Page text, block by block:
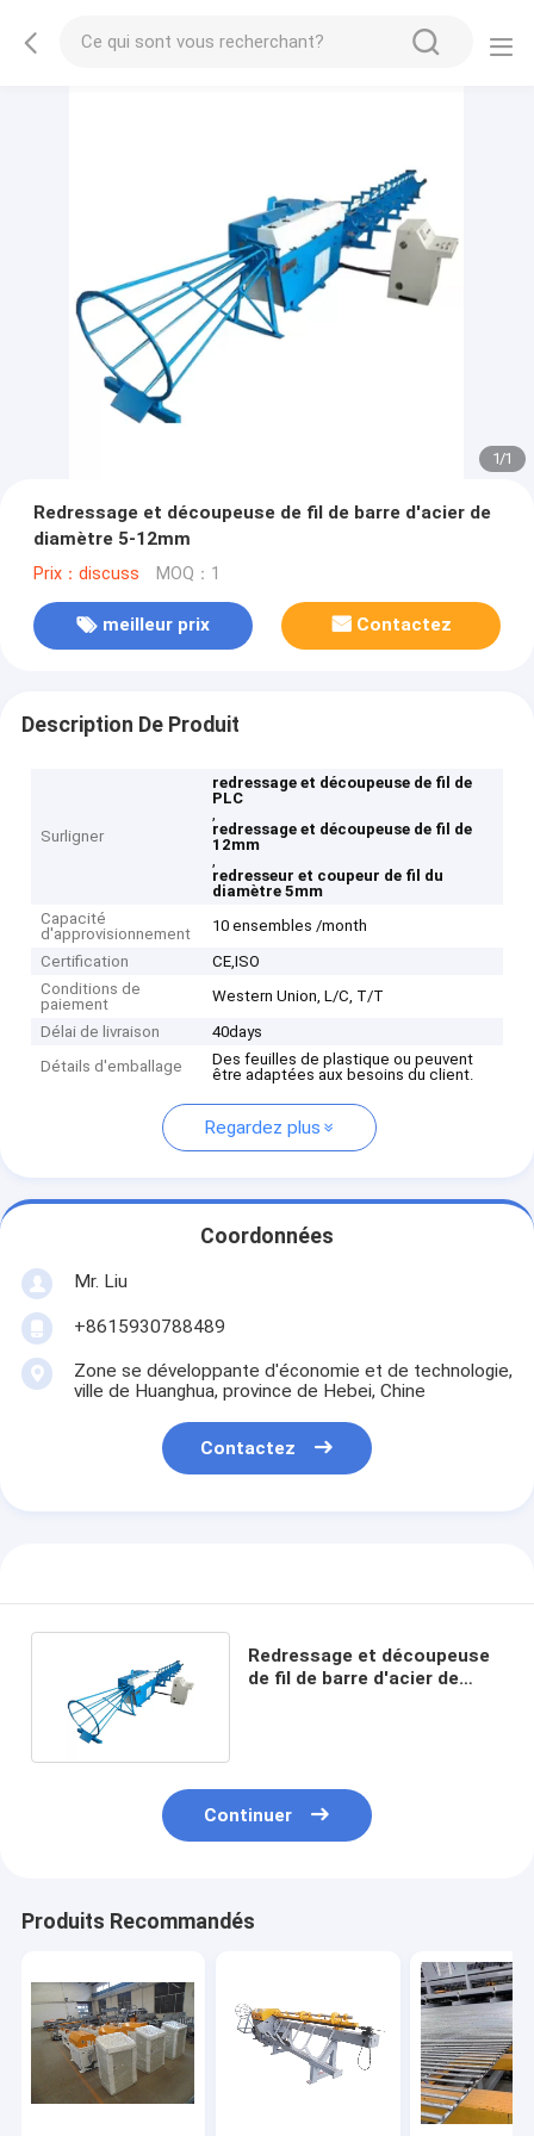
1/1
Redressage et découpeuse de fil de barre d'acier de
diamètre 5-12mm
Prix：discuss MOQ：1
meilleur prix Contactez
Description De Produit
Surligner
redressage et découpeuse de fil de
PLC
,
redressage et découpeuse de fil de
12mm
,
redresseur et coupeur de fil du
diamètre 5mm
Capacité
d'approvisionnement
10 ensembles /month
Certification
CE,ISO
Conditions de
paiement
Western Union, L/C, T/T
Délai de livraison
40days
Détails d'emballage
Des feuilles de plastique ou peuvent
être adaptées aux besoins du client.
Regardez plus
Coordonnées
Mr. Liu
+8615930788489
Zone se développante d'économie et de technologie,
ville de Huanghua, province de Hebei, Chine
Contactez
Redressage et découpeuse
de fil de barre d'acier de
Continuer
Produits Recommandés